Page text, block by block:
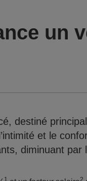
un
destiné
et le
diminuant par
1 2